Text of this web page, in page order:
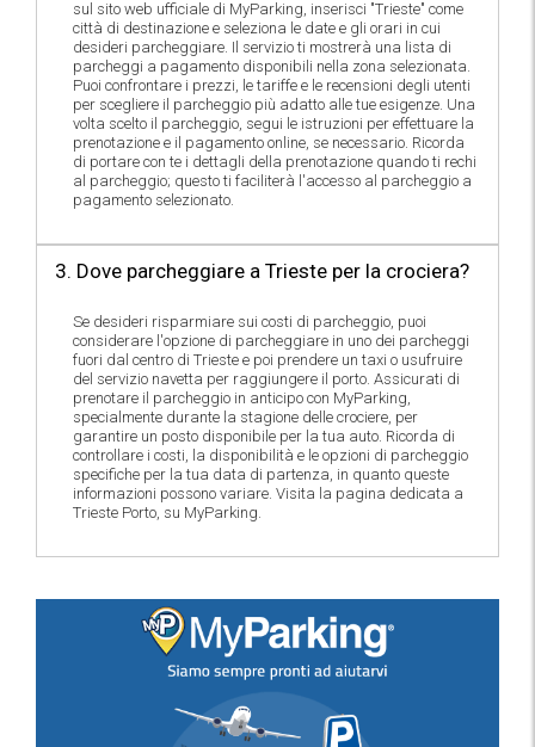
sul sito web ufficiale di MyParking, inserisci "Trieste" come
città di destinazione e seleziona le date e gli orari in cui
desideri parcheggiare. Il servizio ti mostrerà una lista di
parcheggi a pagamento disponibili nella zona selezionata.
Puoi confrontare i prezzi, le tariffe e le recensioni degli utenti
per scegliere il parcheggio più adatto alle tue esigenze. Una
volta scelto il parcheggio, segui le istruzioni per effettuare la
prenotazione e il pagamento online, se necessario. Ricorda
di portare con te i dettagli della prenotazione quando ti rechi
al parcheggio; questo ti faciliterà l'accesso al parcheggio a
pagamento selezionato.
3. Dove parcheggiare a Trieste per la crociera?
Se desideri risparmiare sui costi di parcheggio, puoi
considerare l'opzione di parcheggiare in uno dei parcheggi
fuori dal centro di Trieste e poi prendere un taxi o usufruire
del servizio navetta per raggiungere il porto. Assicurati di
prenotare il parcheggio in anticipo con MyParking,
specialmente durante la stagione delle crociere, per
garantire un posto disponibile per la tua auto. Ricorda di
controllare i costi, la disponibilità e le opzioni di parcheggio
specifiche per la tua data di partenza, in quanto queste
informazioni possono variare. Visita la pagina dedicata a
Trieste Porto, su MyParking.